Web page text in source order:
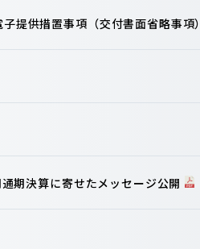
提供措置事項（交付書面省略事項）
期決算に寄せたメッセージ公開